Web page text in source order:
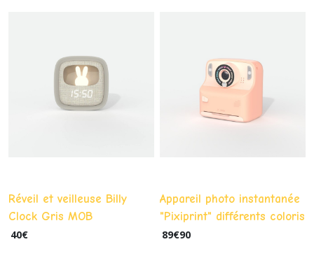
Réveil et veilleuse Billy
Clock Gris MOB
40€
Appareil photo instantanée
"Pixiprint" différents coloris
89€90